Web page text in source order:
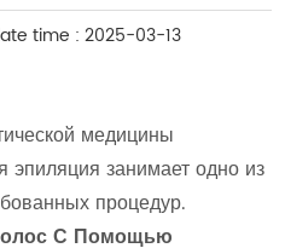
time : 2025-03-13
медицины
эпиляция занимает одно из
процедур.
С Помощью